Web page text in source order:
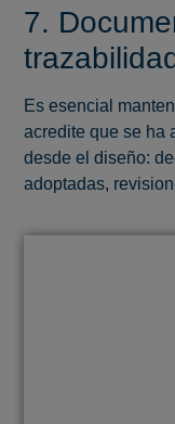
7.
Es esencial
acredite que se ha
desde el diseño:
adoptadas,